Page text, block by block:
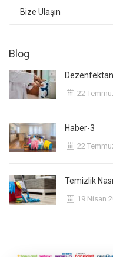
Bize Ulaşın
Blog
Dezenfektan
22
Haber-3
22
Temizlik
19 Nisan